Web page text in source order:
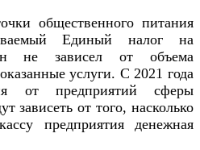
общественного питания
Единый налог на
не зависел от объема
услуги. С 2021 года
от предприятий сферы
зависеть от того, насколько
предприятия денежная